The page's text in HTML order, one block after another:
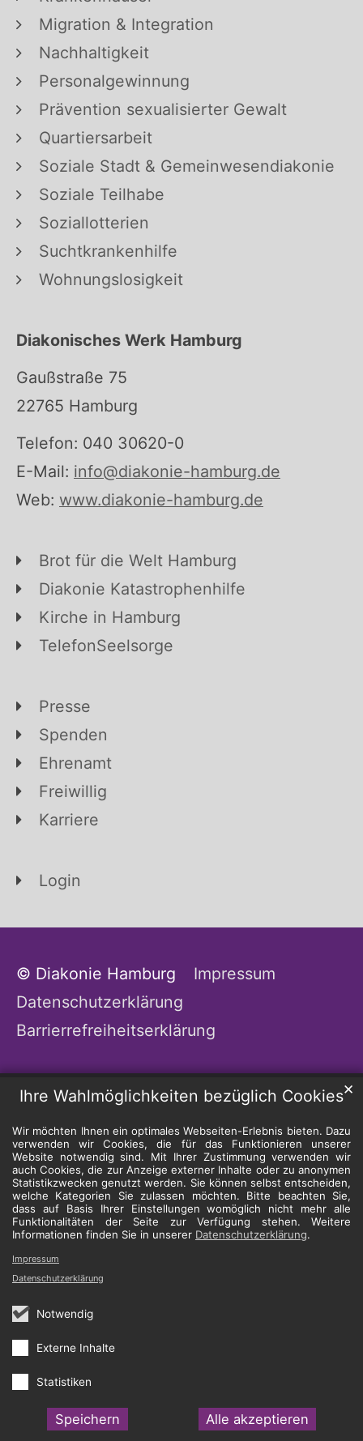
Ihre Wahlmöglichkeiten bezüglich Cookies
Wir möchten Ihnen ein optimales Webseiten-Erlebnis bieten. Dazu
verwenden wir Cookies, die für das Funktionieren unserer
Website notwendig sind. Mit Ihrer Zustimmung verwenden wir
auch Cookies, die zur Anzeige externer Inhalte oder zu anonymen
Statistikzwecken genutzt werden. Sie können selbst entscheiden,
welche Kategorien Sie zulassen möchten. Bitte beachten Sie,
dass auf Basis Ihrer Einstellungen womöglich nicht mehr alle
Funktionalitäten der Seite zur Verfügung stehen. Weitere
Informationen finden Sie in unserer Datenschutzerklärung.
Notwendig
Externe Inhalte
Statistiken
Speichern Alle akzeptieren
✕
Impressum
Datenschutzerklärung
Migration & Integration
Nachhaltigkeit
Personalgewinnung
Prävention sexualisierter Gewalt
Quartiersarbeit
Soziale Stadt & Gemeinwesendiakonie
Soziale Teilhabe
Soziallotterien
Suchtkrankenhilfe
Wohnungslosigkeit
Diakonisches Werk Hamburg
Gaußstraße 75
22765 Hamburg
Telefon: 040 30620-0
E-Mail: info@diakonie-hamburg.de
Web: www.diakonie-hamburg.de
Brot für die Welt Hamburg
Diakonie Katastrophenhilfe
Kirche in Hamburg
TelefonSeelsorge
Presse
Spenden
Ehrenamt
Freiwillig
Karriere
Login
© Diakonie Hamburg
Impressum
Datenschutzerklärung
Barrierrefreiheitserklärung